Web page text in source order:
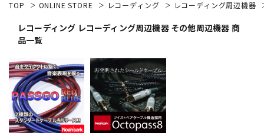
エレキギター
ベース
TOP ONLINE STORE レコーディング レコーディング周辺機器
レコーディング レコーディング周辺機器 その他周辺機器 商
品一覧